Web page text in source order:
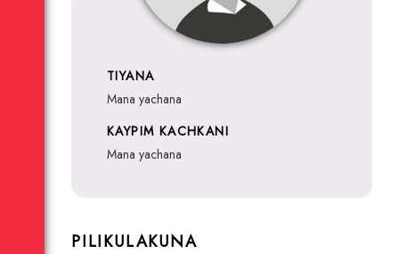
TIYANA
mana yachana
KAYPIM KACHKANI
mana yachana
PILIKULAKUNA